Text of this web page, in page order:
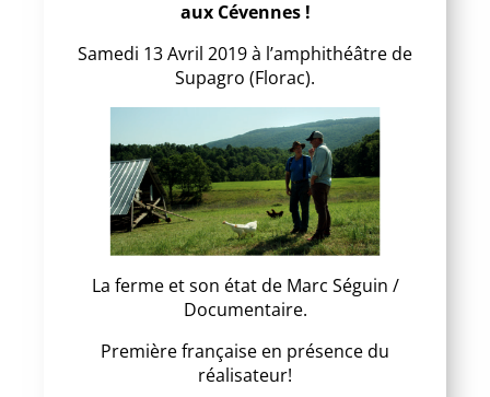
aux Cévennes !
Samedi 13 Avril 2019 à l’amphithéâtre de
Supagro (Florac).
La ferme et son état de Marc Séguin /
Documentaire.
Première française en présence du
réalisateur!